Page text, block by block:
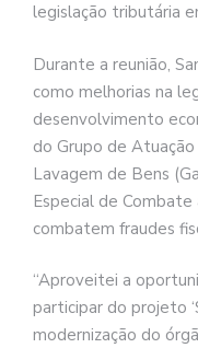
legislação tributária
Durante a reunião,
como melhorias na
desenvolvimento
do Grupo de
Lavagem de Bens
Especial de Combate
combatem fraudes
“Aproveitei a
participar do projeto
modernização do